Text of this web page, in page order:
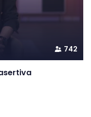
742